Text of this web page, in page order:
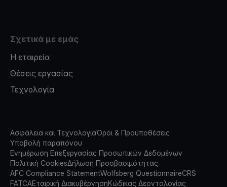
Σχετικά με εμάς
Η εταιρεία
Θέσεις εργασίας
Τεχνολογία
Ασφάλεια και ΤεχνολογίαΌροι & Προϋποθέσεις
Υποβολή παραπόνου
Ενημέρωση Επεξεργασίας Προσωπικών Δεδομένων
Πολιτική CookiesΔήλωση Προσβασιμότητας
AFC Compliance StatementWolfsberg QuestionnaireCRS
FATCAΕταιρική ΔιακυβέρνησηΚώδικας Δεοντολογίας